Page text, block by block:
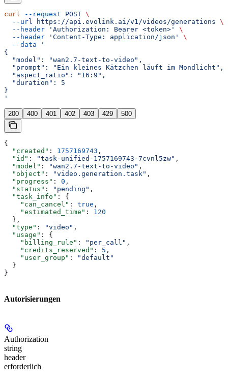
curl --request POST \
  --url
https://api.evolink.ai/v1/videos/generations \
  --header
'Authorization: Bearer <token>'
\
  --header
'Content-Type: application/json'
\
  --data
'
{
  "model": "wan2.7-text-to-video",
  "prompt": "Ein kleines Kätzchen läuft im Mondlicht",
  "aspect_ratio": "16:9",
  "duration": 5
}
'
200 400 401 402 403 429 500
{
  "created"
: 1757169743 ,
  "id"
: "task-unified-1757169743-7cvnl5zw" ,
  "model"
: "wan2.7-text-to-video" ,
  "object"
: "video.generation.task" ,
  "progress"
: 0 ,
  "status"
: "pending" ,
  "task_info"
: {
    "can_cancel"
: true ,
    "estimated_time"
: 120
  },
  "type"
: "video" ,
  "usage"
: {
    "billing_rule"
: "per_call" ,
    "credits_reserved"
: 5 ,
    "user_group"
:
"default"
  }
}
Autorisierungen
Authorization
string
header
erforderlich